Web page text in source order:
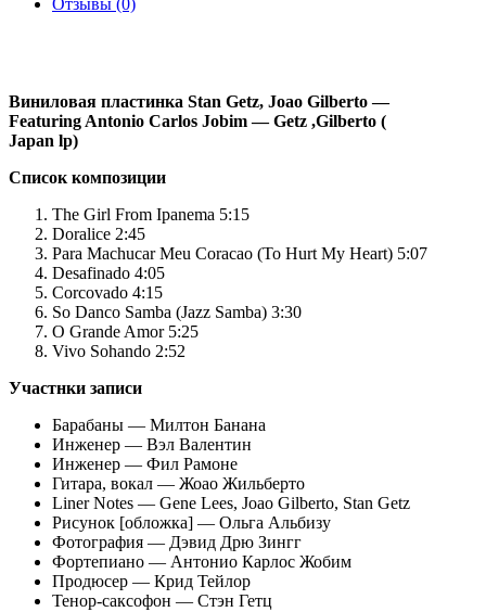
Отзывы (0)
Виниловая пластинка Stan Getz, Joao Gilberto —
Featuring Antonio Carlos Jobim — Getz ,Gilberto (
Japan lp)
Список композиции
The Girl From Ipanema 5:15
Doralice 2:45
Para Machucar Meu Coracao (To Hurt My Heart) 5:07
Desafinado 4:05
Corcovado 4:15
So Danco Samba (Jazz Samba) 3:30
O Grande Amor 5:25
Vivo Sohando 2:52
Участнки записи
Барабаны — Милтон Банана
Инженер — Вэл Валентин
Инженер — Фил Рамоне
Гитара, вокал — Жоао Жильберто
Liner Notes — Gene Lees, Joao Gilberto, Stan Getz
Рисунок [обложка] — Ольга Альбизу
Фотография — Дэвид Дрю Зингг
Фортепиано — Антонио Карлос Жобим
Продюсер — Крид Тейлор
Тенор-саксофон — Стэн Гетц